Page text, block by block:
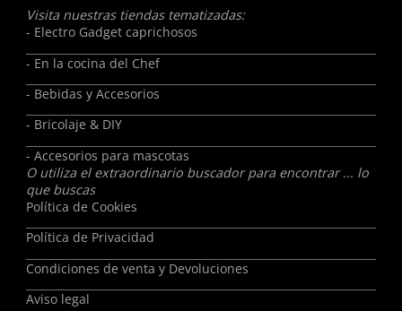
Visita nuestras tiendas tematizadas:
- Electro Gadget caprichosos
- En la cocina del Chef
- Bebidas y Accesorios
- Bricolaje & DIY
- Accesorios para mascotas
O utiliza el extraordinario buscador para encontrar ... lo
que buscas
Política de Cookies
Política de Privacidad
Condiciones de venta y Devoluciones
Aviso legal